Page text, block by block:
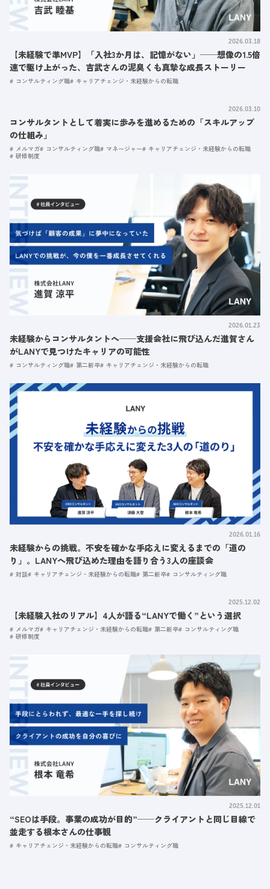
2026.03.18
【未経験で準MVP】「入社3か月は、記憶がない」──想像の1.5倍
速で駆け上がった、吉武さんの泥臭くも真摯な成長ストーリー
コンサルティング職 キャリアチェンジ・未経験からの転職
2026.03.10
コンサルタントとして着実に歩みを進めるための「スキルアップ
の仕組み」
メルマガ コンサルティング職 マネージャー
キャリアチェンジ・未経験からの転職
研修制度
2026.01.23
未経験からコンサルタントへ──支援会社に飛び込んだ進賀さん
がLANYで見つけたキャリアの可能性
コンサルティング職 第二新卒 キャリアチェンジ・未経験からの転職
2026.01.16
未経験からの挑戦。不安を確かな手応えに変えるまでの「道の
り」。LANYへ飛び込めた理由を語り合う3人の座談会
対談 キャリアチェンジ・未経験からの転職 第二新卒 コンサルティング職
2025.12.02
【未経験入社のリアル】4人が語る“LANYで働く”という選択
メルマガ キャリアチェンジ・未経験からの転職 第二新卒
コンサルティング職
研修制度
2025.12.01
“SEOは手段。事業の成功が目的”──クライアントと同じ目線で
並走する根本さんの仕事観
キャリアチェンジ・未経験からの転職 コンサルティング職